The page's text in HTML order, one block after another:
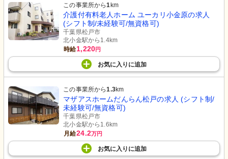
この事業所から1 km
介護付有料老人ホーム ユーカリ小金原の求人
(シフト制/未経験可/無資格可)
千葉県松戸市
北小金駅から1.4km
時給1,220円
お気に入り に追加
この事業所から1.3km
マザアスホームだんらん松戸の求人 (シフト制/
未経験可/無資格可)
千葉県松戸市
北小金駅から1.6km
月給24.2万円
お気に入り に追加